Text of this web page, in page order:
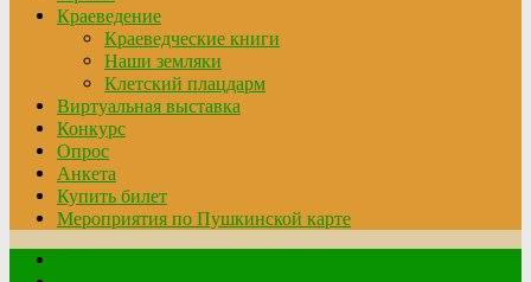
Краеведение
Краеведческие книги
Наши земляки
Клетский плацдарм
Виртуальная выставка
Конкурс
Опрос
Анкета
Купить билет
Мероприятия по Пушкинской карте